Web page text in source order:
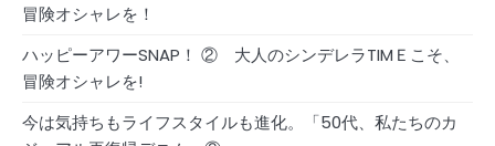
冒険オシャレを！
ハッピーアワーSNAP！ ② 大人のシンデレラTIMＥこそ、
冒険オシャレを!
今は気持ちもライフスタイルも進化。「50代、私たちのカ